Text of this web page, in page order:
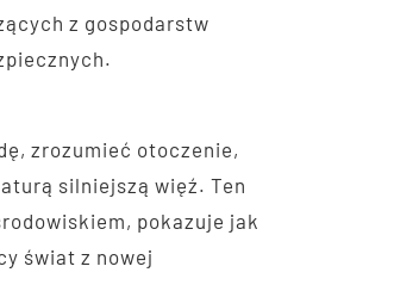
z gospodarstw
zrozumieć otoczenie,
silniejszą więź. Ten
pokazuje jak
świat z nowej